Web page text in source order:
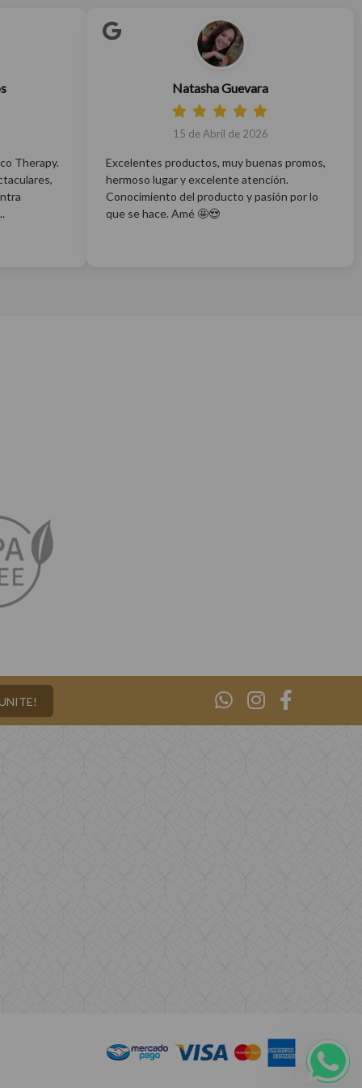
Therapy.
Natasha Guevara
15 de Abril de 2026
Excelentes productos, muy buenas promos,
hermoso lugar y excelente atención.
Conocimiento del producto y pasión por lo
que se hace. Amé 🤩😍